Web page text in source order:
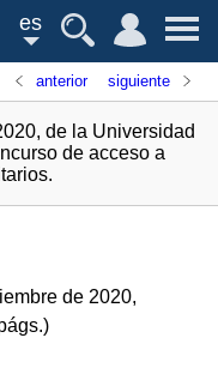
es
anterior siguiente
de la Universidad
de acceso a
de 2020,
)